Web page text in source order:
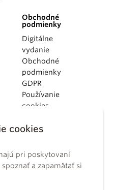
cookies
pri poskytovaní
a zapamätať si
Obchodné
podmienky
Digitálne
vydanie
Obchodné
podmienky
GDPR
Používanie
cookies